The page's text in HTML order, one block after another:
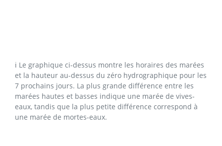
ℹ️ Le graphique ci-dessus montre les horaires des marées
et la hauteur au-dessus du zéro hydrographique pour les
7 prochains jours. La plus grande différence entre les
marées hautes et basses indique une marée de vives-
eaux, tandis que la plus petite différence correspond à
une marée de mortes-eaux.